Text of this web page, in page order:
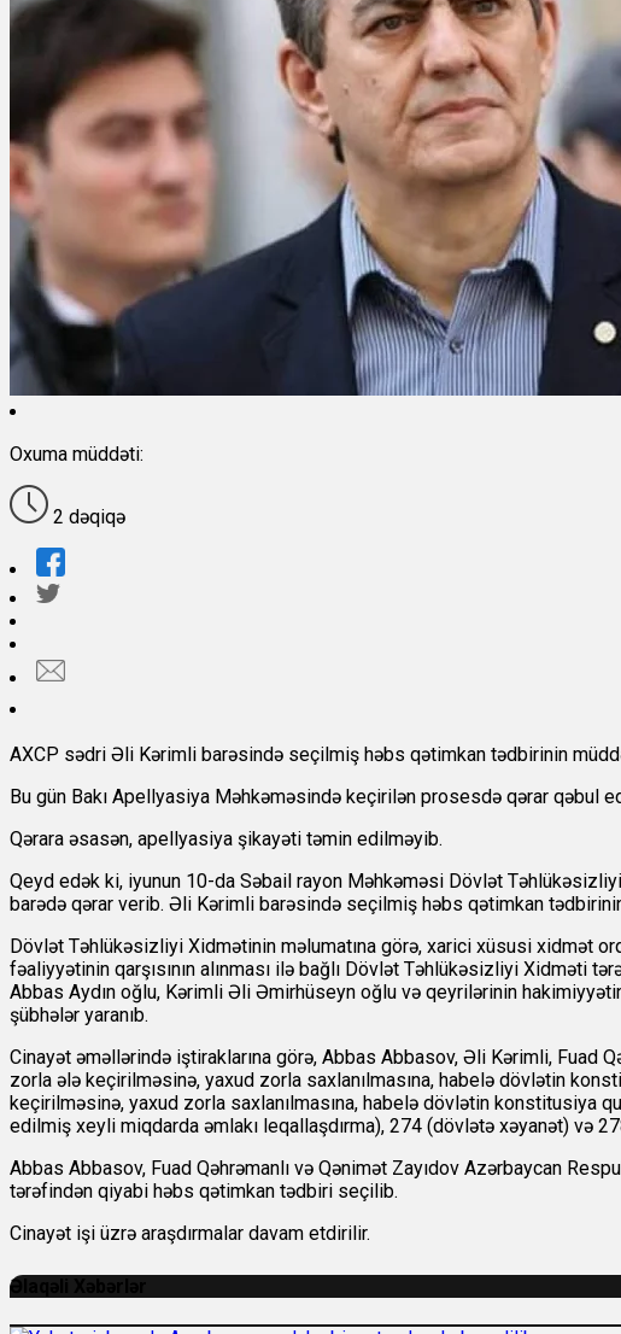
Oxuma müddəti:
2 dəqiqə
AXCP sədri Əli Kərimli barəsində seçilmiş həbs qətimkan tədbirinin
Bu gün Bakı Apellyasiya Məhkəməsində keçirilən prosesdə qərar qəbul
Qərara əsasən, apellyasiya şikayəti təmin edilməyib.
Qeyd edək ki, iyunun 10-da Səbail rayon Məhkəməsi Dövlət
barədə qərar verib. Əli Kərimli barəsində seçilmiş həbs qətimkan
Dövlət Təhlükəsizliyi Xidmətinin məlumatına görə, xarici xüsusi xidmət
fəaliyyətinin qarşısının alınması ilə bağlı Dövlət Təhlükəsizliyi
Abbas Aydın oğlu, Kərimli Əli Əmirhüseyn oğlu və qeyrilərinin
şübhələr yaranıb.
Cinayət əməllərində iştiraklarına görə, Abbas Abbasov, Əli Kərimli, Fuad
zorla ələ keçirilməsinə, yaxud zorla saxlanılmasına, habelə dövlətin
keçirilməsinə, yaxud zorla saxlanılmasına, habelə dövlətin konstitusiya
edilmiş xeyli miqdarda əmlakı leqallaşdırma), 274 (dövlətə xəyanət) və
Abbas Abbasov, Fuad Qəhrəmanlı və Qənimət Zayıdov Azərbaycan
tərəfindən qiyabi həbs qətimkan tədbiri seçilib.
Cinayət işi üzrə araşdırmalar davam etdirilir.
Əlaqəli Xəbərlər